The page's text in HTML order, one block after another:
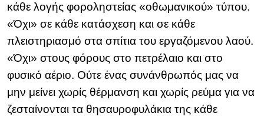
κάθε λογής φοροληστείας «οθωμανικού» τύπου.
«Όχι» σε κάθε κατάσχεση και σε κάθε
πλειστηριασμό στα σπίτια του εργαζόμενου λαού.
«Όχι» στους φόρους στο πετρέλαιο και στο
φυσικό αέριο. Ούτε ένας συνάνθρωπός μας να
μην μείνει χωρίς θέρμανση και χωρίς ρεύμα για να
ζεσταίνονται τα θησαυροφυλάκια της κάθε